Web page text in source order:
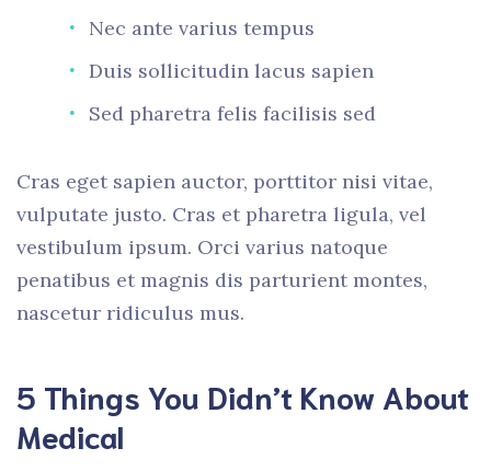
Nec ante varius tempus
Duis sollicitudin lacus sapien
Sed pharetra felis facilisis sed
Cras eget sapien auctor, porttitor nisi vitae,
vulputate justo. Cras et pharetra ligula, vel
vestibulum ipsum. Orci varius natoque
penatibus et magnis dis parturient montes,
nascetur ridiculus mus.
5 Things You Didn’t Know About
Medical